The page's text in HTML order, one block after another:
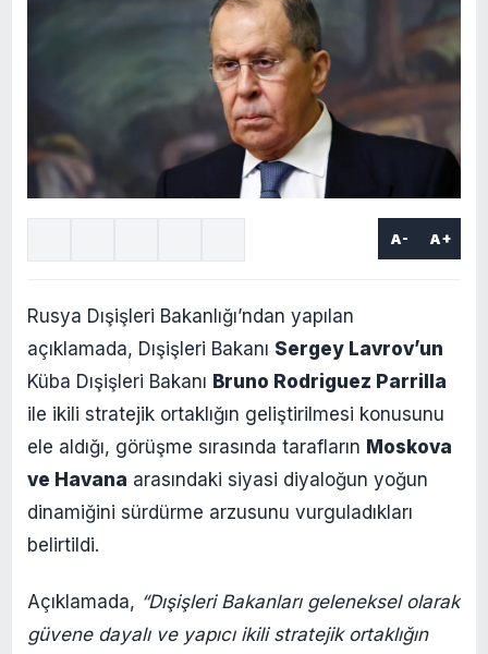
A- A+
Rusya Dışişleri Bakanlığı’ndan yapılan
açıklamada, Dışişleri Bakanı Sergey Lavrov’un
Küba Dışişleri Bakanı Bruno Rodriguez Parrilla
ile ikili stratejik ortaklığın geliştirilmesi konusunu
ele aldığı, görüşme sırasında tarafların Moskova
ve Havana arasındaki siyasi diyaloğun yoğun
dinamiğini sürdürme arzusunu vurguladıkları
belirtildi.
Açıklamada, “Dışişleri Bakanları geleneksel olarak
güvene dayalı ve yapıcı ikili stratejik ortaklığın